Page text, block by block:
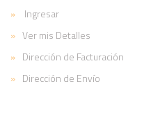
Ingresar
Ver mis Detalles
Dirección de Facturación
Dirección de Envío